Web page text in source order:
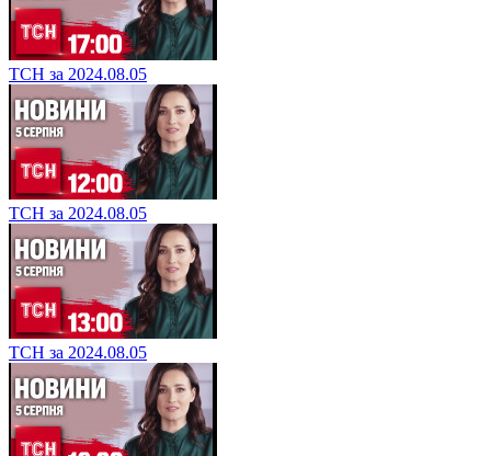
ТСН за 2024.08.05
ТСН за 2024.08.05
ТСН за 2024.08.05